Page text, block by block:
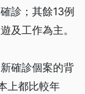
診；其餘13例
及工作為主。
確診個案的背
上都比較年